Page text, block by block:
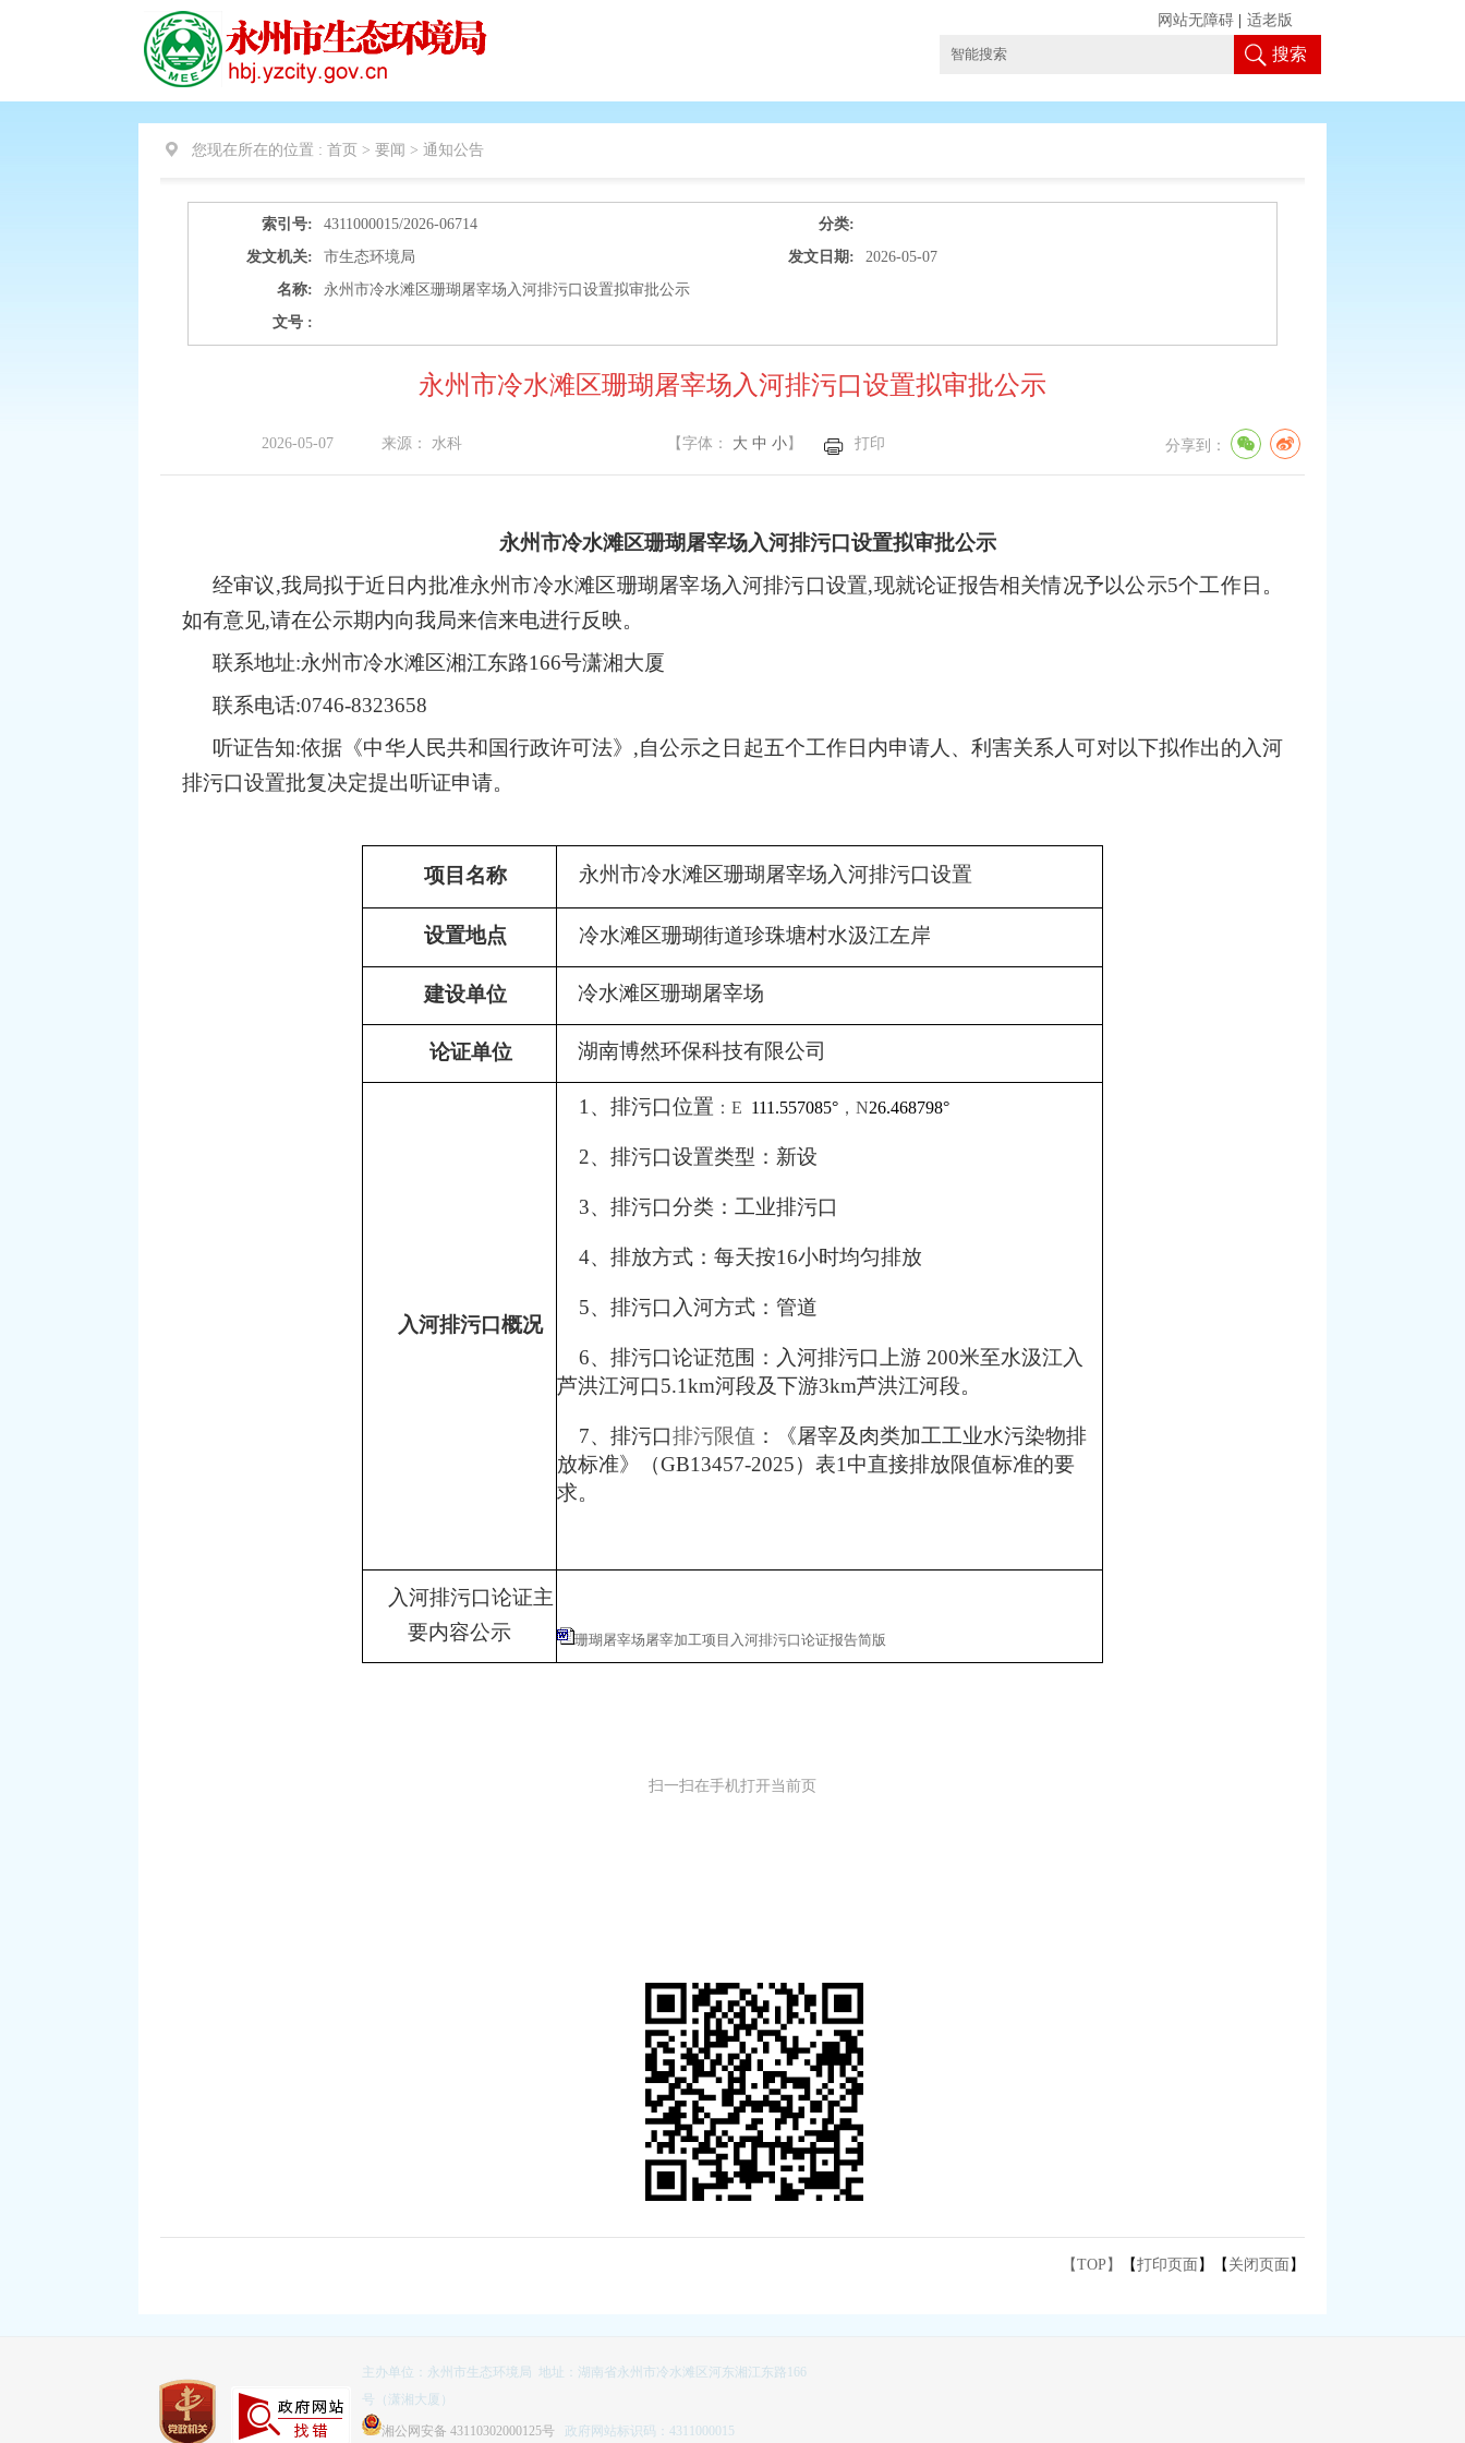
搜索
网站无障碍 适老版
您现在所在的位置 : 首页 > 要闻 > 通知公告
索引号: 4311000015/2026-06714
分类:
发文机关:
市生态环境局 发文日期:
2026-05-07
名称:
永州市冷水滩区珊瑚屠宰场入河排污口设置拟审批公示
文号 :
永州市冷水滩区珊瑚屠宰场入河排污口设置拟审批公示
2026-05-07 来源： 水科 【字体： 大 中 小】 打印 分享到：
永州市冷水滩区珊瑚屠宰场入河排污口设置拟审批公示
经审议,我局拟于近日内批准永州市冷水滩区珊瑚屠宰场入河排污口设置,现就论证报告相关情况予以公示5个工作日。
如有意见,请在公示期内向我局来信来电进行反映。
联系地址:永州市冷水滩区湘江东路166号潇湘大厦
联系电话:0746-8323658
听证告知:依据《中华人民共和国行政许可法》,自公示之日起五个工作日内申请人、利害关系人可对以下拟作出的入河
排污口设置批复决定提出听证申请。
项目名称 永州市冷水滩区珊瑚屠宰场入河排污口设置
设置地点 冷水滩区珊瑚街道珍珠塘村水汲江左岸
建设单位 冷水滩区珊瑚屠宰场
论证单位 湖南博然环保科技有限公司
入河排污口概况
1、 排污口位置 ： E 111.557085°， N26.468798°
2、 排污口设置类型：新设
3、排污口分类： 工业排污口
4、排放方式： 每天按16小时均匀排放
5、排污口入河方式：管道
6、排污口论证范围：入河排污口上游 200米至水汲江 入
芦洪江河口5.1km河段及下游3km芦洪江河段。
7、排污口排污限值 ：《屠宰及肉类加工工业水污染物排
放标准》（GB13457-2025）表1 中直接排放限值标准的要
求。
入河排污口论证主
要内容公示
珊瑚屠宰场屠宰加工项目入河排污口论证报告简版
扫一扫在手机打开当前页
【TOP】 【打印页面 】【 关闭页面 】
主办单位：永州市生态环境局 地址：湖南省永州市冷水滩区河东湘江东路166
号（潇湘大厦）
湘公网安备 43110302000125号 政府网站标识码：4311000015